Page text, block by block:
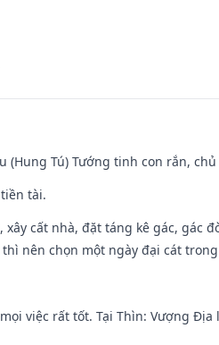
(Hung Tú) Tướng tinh con rắn,
tài.
cất nhà, đặt táng kê gác, gác
nên chọn một ngày đại cát
mọi việc rất tốt. Tại Thìn: Vượng